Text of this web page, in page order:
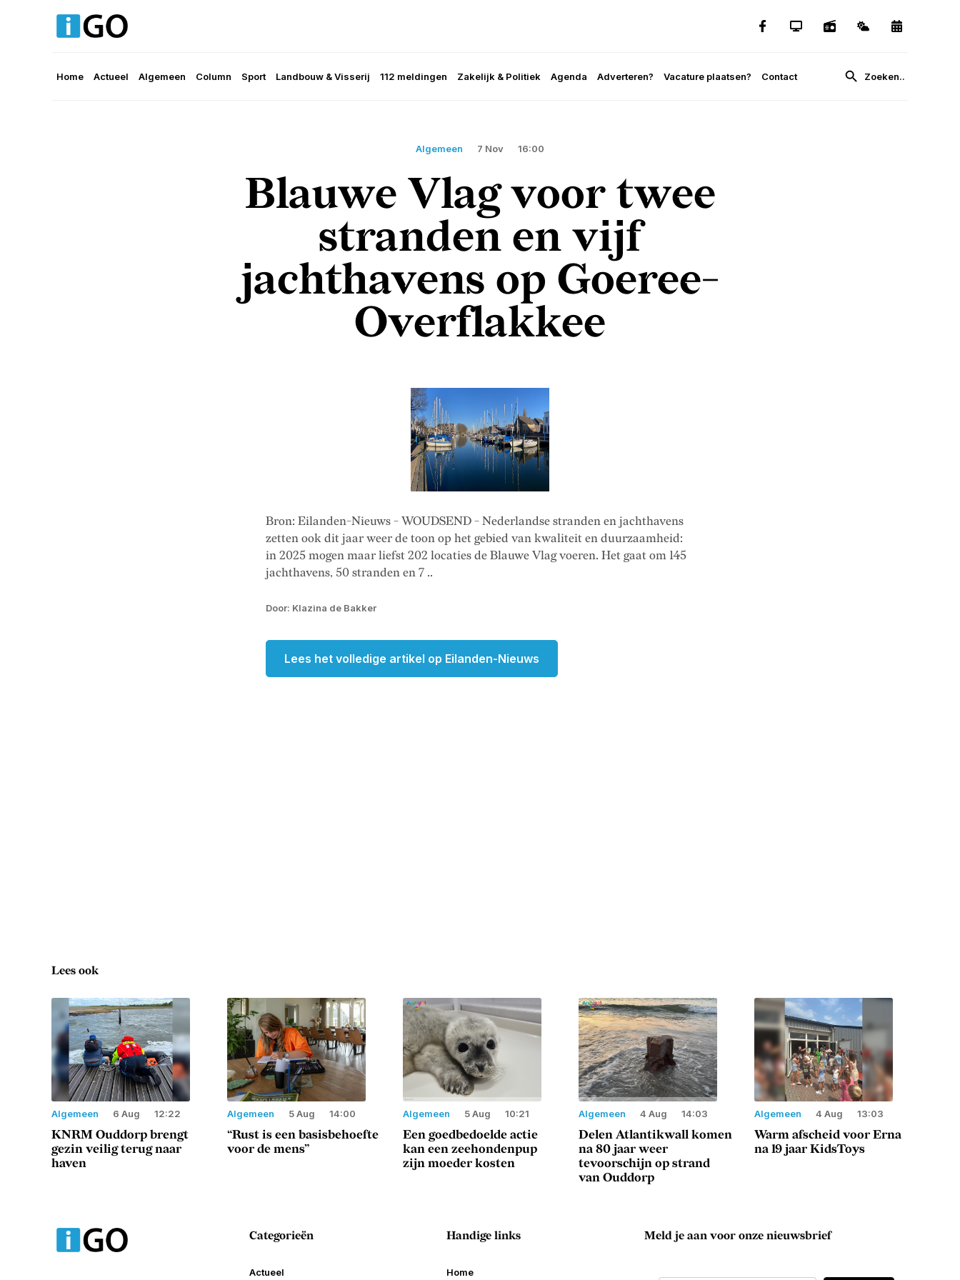
Home Actueel Algemeen Column Sport Landbouw & Visserij 112 meldingen Zakelijk & Politiek Agenda Adverteren? Vacature plaatsen? Contact
Algemeen 7 Nov 16:00
Blauwe Vlag voor twee
stranden en vijf
jachthavens op Goeree-
Overflakkee
Bron: Eilanden-Nieuws - WOUDSEND - Nederlandse stranden en jachthavens
zetten ook dit jaar weer de toon op het gebied van kwaliteit en duurzaamheid:
in 2025 mogen maar liefst 202 locaties de Blauwe Vlag voeren. Het gaat om 145
jachthavens, 50 stranden en 7 ..
Door: Klazina de Bakker
Lees het volledige artikel op Eilanden-Nieuws
Lees ook
Algemeen 6 Aug 12:22
KNRM Ouddorp brengt
gezin veilig terug naar
haven
Algemeen 5 Aug 14:00
“Rust is een basisbehoefte
voor de mens”
Algemeen 5 Aug 10:21
Een goedbedoelde actie
kan een zeehondenpup
zijn moeder kosten
Algemeen 4 Aug 14:03
Delen Atlantikwall komen
na 80 jaar weer
tevoorschijn op strand
van Ouddorp
Algemeen 4 Aug 13:03
Warm afscheid voor Erna
na 19 jaar KidsToys
Categorieën
Actueel
Handige links
Home
Meld je aan voor onze nieuwsbrief